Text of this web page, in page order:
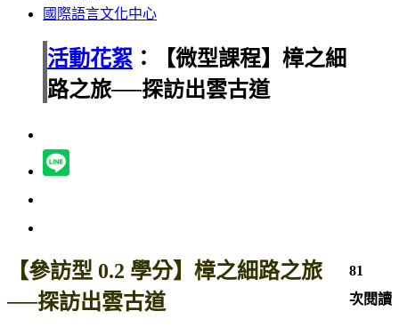
國際語言文化中心
活動花絮 ：【微型課程】樟之細
路之旅──探訪出雲古道
81
次閱讀
【參訪型 0.2 學分】樟之細路之旅
──探訪出雲古道